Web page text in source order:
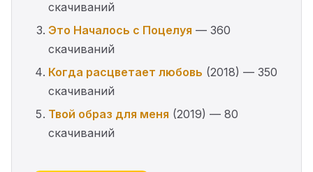
скачиваний
Это Началось с Поцелуя — 360
скачиваний
Когда расцветает любовь (2018) — 350
скачиваний
Твой образ для меня (2019) — 80
скачиваний